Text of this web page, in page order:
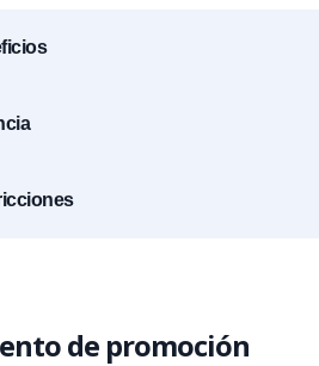
de promoción